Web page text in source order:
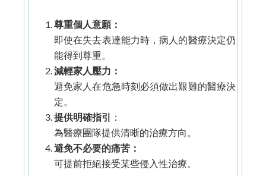
尊重個人意願：
即使在失去表達能力時，病人的醫療決定仍
能得到尊重。
減輕家人壓力：
避免家人在危急時刻必須做出艱難的醫療決
定。
提供明確指引 ：
為醫療團隊提供清晰的治療方向。
避免不必要的痛苦：
可提前拒絕接受某些侵入性治療。